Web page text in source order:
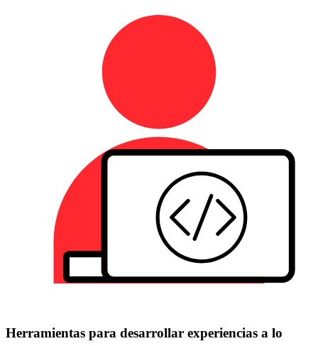
Herramientas para desarrollar experiencias a lo